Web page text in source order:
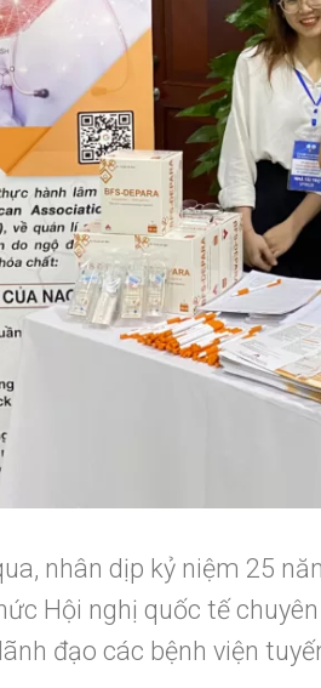
nhân dịp kỷ niệm 25
Hội nghị quốc tế
đạo các bệnh viện